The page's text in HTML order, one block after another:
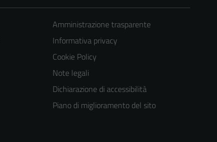
Amministrazione trasparente
Informativa privacy
Cookie Policy
Note legali
Dichiarazione di accessibilità
Piano di miglioramento del sito